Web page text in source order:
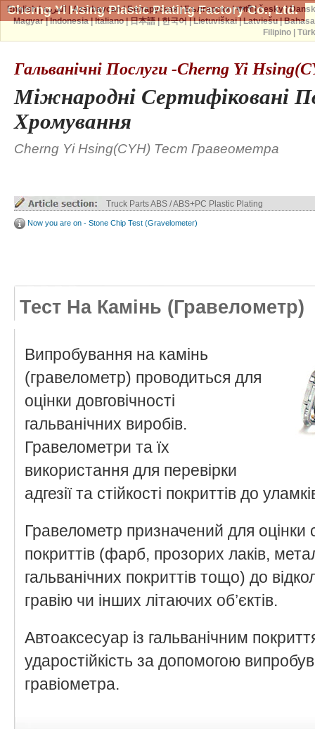
Cherng Yi Hsing Plastic Plating Factory Co., Ltd.
Гальванічні Послуги -Cherng Yi
Міжнародні Сертифіковані
Хромування
Cherng Yi Hsing(CYH) Тест Гравеометра
Truck Parts ABS / ABS+PC Plastic Plating
Now you are on - Stone Chip Test (Gravelometer)
Тест На Камінь (гравелометр)
Випробування на камінь
(гравелометр) проводиться для
оцінки довговічності
гальванічних виробів.
Гравелометри та їх
використання для перевірки
адгезії та стійкості покриттів до
Гравелометр призначений для оцінки
покриттів (фарб, прозорих лаків,
гальванічних покриттів тощо) до
гравію чи інших літаючих об’єктів.
Автоаксесуар із гальванічним
ударостійкість за допомогою
гравіометра.
English|العربية |Azərbaycan|Беларуская|Български|বাঙ্গালী|česky|
Magyar|Indonesia|Italiano|日本語|한국어|Lietuviškai|Latviešu|
Filipino|